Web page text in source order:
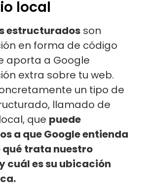
local
estructurados son
en forma de código
aporta a Google
extra sobre tu web.
un tipo de
llamado de
que puede
a que Google entienda
qué trata nuestro
cuál es su ubicación